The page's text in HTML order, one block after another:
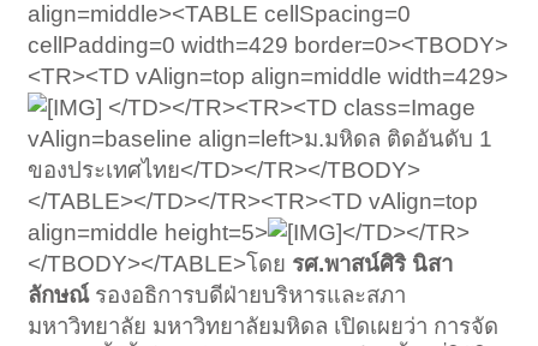
align=middle><TABLE cellSpacing=0
cellPadding=0 width=429 border=0><TBODY>
<TR><TD vAlign=top align=middle width=429>
</TD></TR><TR><TD class=Image
vAlign=baseline align=left>ม.มหิดล ติดอันดับ 1
ของประเทศไทย</TD></TR></TBODY>
</TABLE></TD></TR><TR><TD vAlign=top
align=middle height=5>
</TD></TR>
</TBODY></TABLE>โดย รศ.พาสน์ศิริ นิสา
ลักษณ์ รองอธิการบดีฝ่ายบริหารและสภา
มหาวิทยาลัย มหาวิทยาลัยมหิดล เปิดเผยว่า การจัด